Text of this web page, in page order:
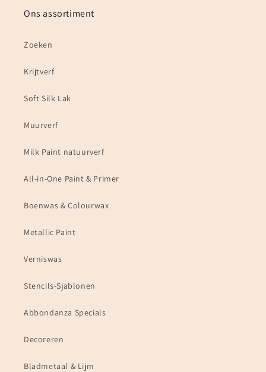
Ons assortiment
Zoeken
Krijtverf
Soft Silk Lak
Muurverf
Milk Paint natuurverf
All-in-One Paint & Primer
Boenwas & Colourwax
Metallic Paint
Verniswas
Stencils-Sjablonen
Abbondanza Specials
Decoreren
Bladmetaal & Lijm